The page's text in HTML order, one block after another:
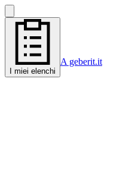
I miei elenchi
A geberit.it